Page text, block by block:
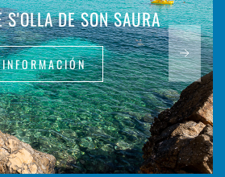
S'OLLA DE SON SAURA
INFORMACIÓN